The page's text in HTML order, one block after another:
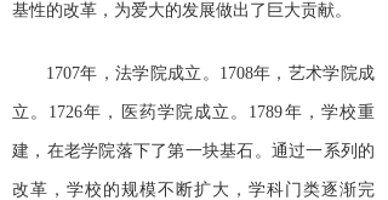
基性的改革，为爱大的发展做出了巨大贡献。
1707年，法学院成立。1708年，艺术学院成
立。1726年，医药学院成立。1789年，学校重
建，在老学院落下了第一块基石。通过一系列的
改革，学校的规模不断扩大，学科门类逐渐完